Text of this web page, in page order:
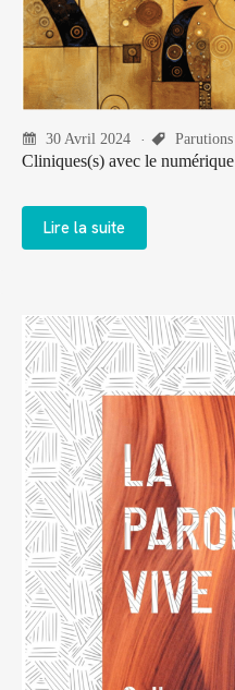
30 Avril 2024 Parutions
Cliniques(s) avec le numérique
Lire la suite